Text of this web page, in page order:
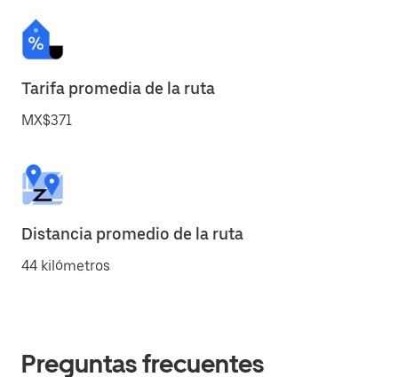
Tarifa promedia de la ruta
MX$371
Distancia promedio de la ruta
44 kilómetros
Preguntas frecuentes